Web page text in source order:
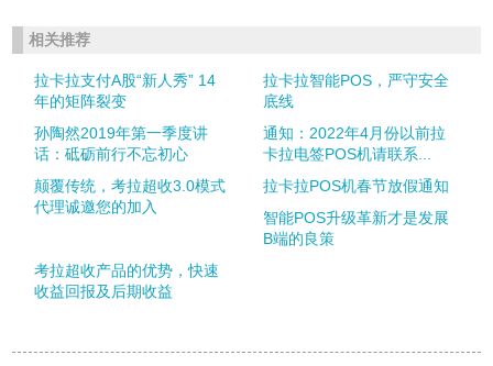
相关推荐
拉卡拉支付A股“新人秀” 14
年的矩阵裂变
拉卡拉智能POS，严守安全
底线
孙陶然2019年第一季度讲
话：砥砺前行不忘初心
通知：2022年4月份以前拉
卡拉电签POS机请联系...
颠覆传统，考拉超收3.0模式
代理诚邀您的加入
拉卡拉POS机春节放假通知
智能POS升级革新才是发展
B端的良策
考拉超收产品的优势，快速
收益回报及后期收益